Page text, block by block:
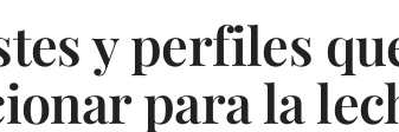
y perfiles
para la